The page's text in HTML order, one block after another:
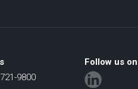
9800
Follow us